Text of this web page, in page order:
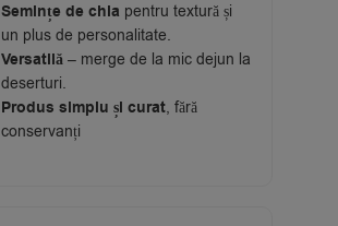
Semințe de chia pentru textură și
un plus de personalitate.
Versatilă – merge de la mic dejun la
deserturi.
Produs simplu și curat, fără
conservanți